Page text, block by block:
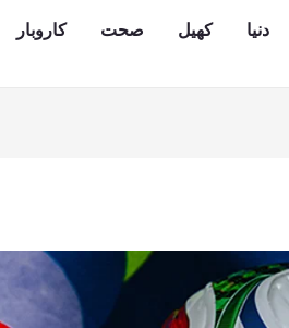
دنیا کھیل صحت کاروبار